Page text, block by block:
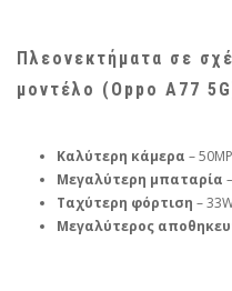
Πλεονεκτήματα σε
μοντέλο (Oppo A77
Καλύτερη κάμερα –
Μεγαλύτερη μπαταρία
Ταχύτερη φόρτιση –
Μεγαλύτερος